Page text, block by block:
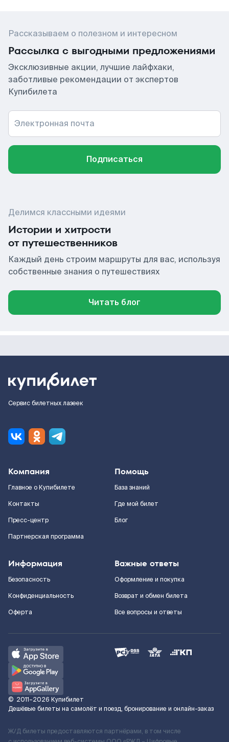
Рассказываем о полезном и интересном
Рассылка с выгодными предложениями
Эксклюзивные акции, лучшие лайфхаки,
заботливые рекомендации от экспертов
Купибилета
Электронная почта
Подписаться
Делимся классными идеями
Истории и хитрости
от путешественников
Каждый день строим маршруты для вас, используя
собственные знания о путешествиях
Читать блог
Сервис билетных лазеек
Компания
Главное о Купибилете
Контакты
Пресс-центр
Партнерская программа
Помощь
База знаний
Где мой билет
Блог
Информация
Безопасность
Конфиденциальность
Оферта
Важные ответы
Оформление и покупка
Возврат и обмен билета
Все вопросы и ответы
© 2011–2026 Купибилет
Дешёвые билеты на самолёт и поезд, бронирование и онлайн-заказ
Ж/Д билеты предоставляются партнёрами, в том числе